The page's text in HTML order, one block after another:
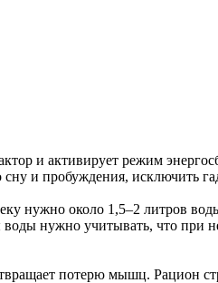
и активирует режим
и пробуждения, исключить
нужно около 1,5–2 литров
нужно учитывать, что при
потерю мышц. Рацион